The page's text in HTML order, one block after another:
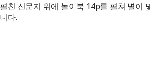
펼친 신문지 위에 놀이북 14p를 펼쳐 별이
니다.